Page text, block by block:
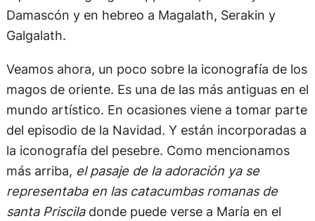
Damascón y en hebreo a Magalath, Serakin y
Galgalath.
Veamos ahora, un poco sobre la iconografía de los
magos de oriente. Es una de las más antiguas en el
mundo artístico. En ocasiones viene a tomar parte
del episodio de la Navidad. Y están incorporadas a
la iconografía del pesebre. Como mencionamos
más arriba, el pasaje de la adoración ya se
representaba en las catacumbas romanas de
santa Prisciladonde puede verse a María en el